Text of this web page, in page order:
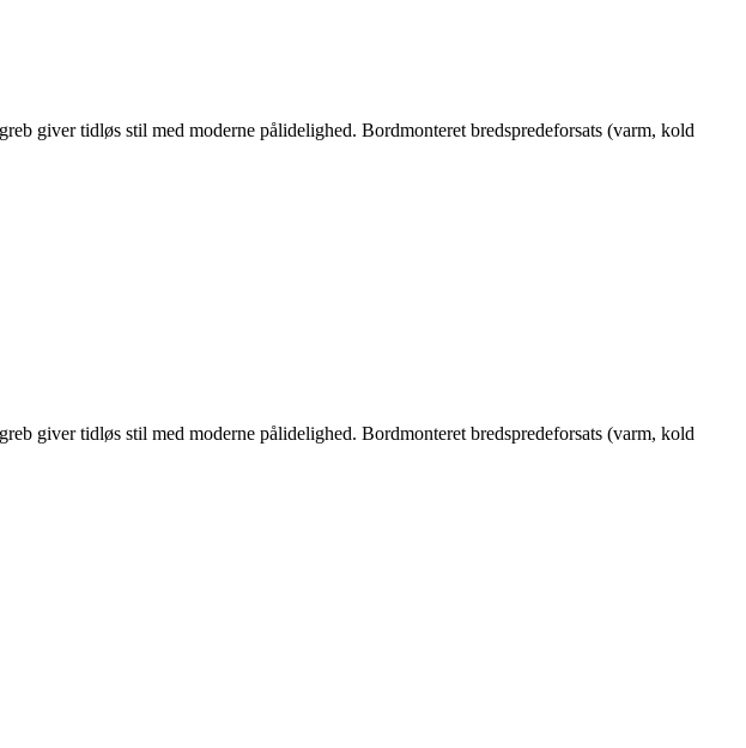
giver tidløs stil med moderne pålidelighed. Bordmonteret bredspredeforsats (varm, kold
giver tidløs stil med moderne pålidelighed. Bordmonteret bredspredeforsats (varm, kold